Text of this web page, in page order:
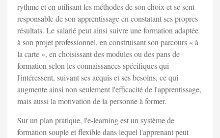
rythme et en utilisant les méthodes de son choix et se sent
responsable de son apprentissage en constatant ses propres
résultats. Le salarié peut ainsi suivre une formation adaptée
à son projet professionnel, en construisant son parcours « à
la carte », en choisissant des modules ou des pans de
formation selon les connaissances spécifiques qui
l'intéressent, suivant ses acquis et ses besoins, ce qui
augmente ainsi non seulement l'efficacité de l'apprentissage,
mais aussi la motivation de la personne à former.
Sur un plan pratique, l'e-learning est un système de
formation souple et flexible dans lequel l'apprenant peut